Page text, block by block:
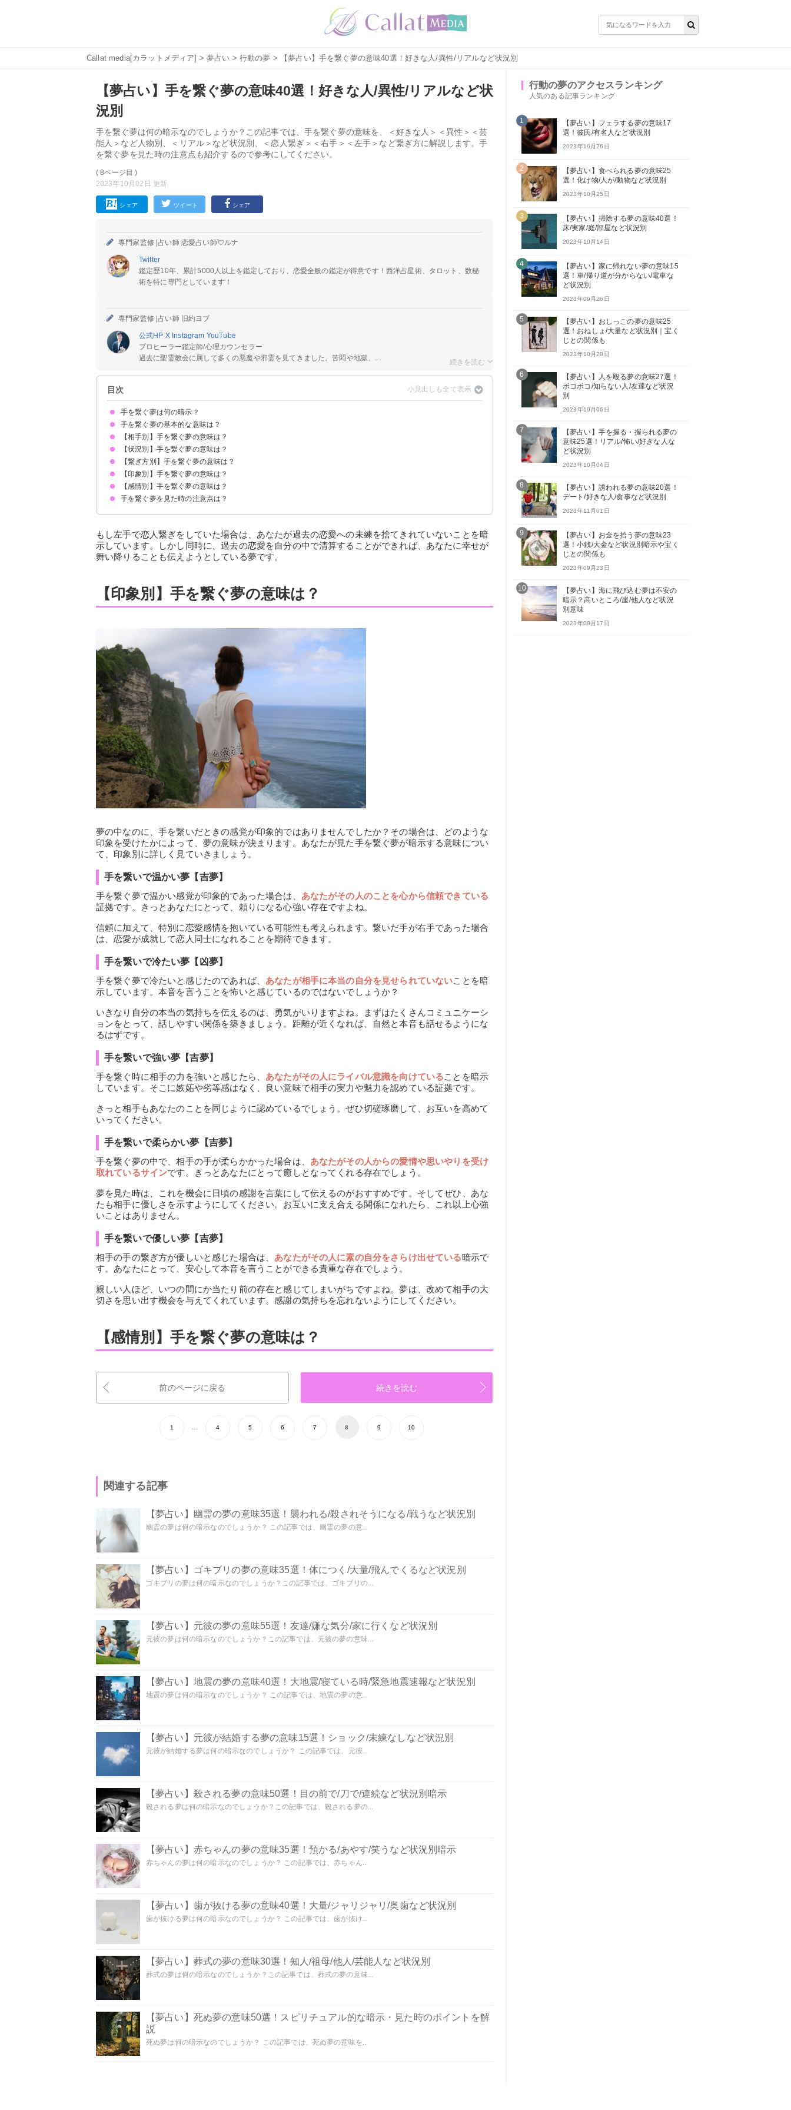
Callat media[カラットメディア] >夢占い > 行動の夢 > 【夢占い】手を繋ぐ夢の意味40選！好きな人/異性/リアルなど状況別
【夢占い】手を繋ぐ夢の意味40選！好きな人/異性/リアルなど状
況別
手を繋ぐ夢は何の暗示なのでしょうか？この記事では、手を繋ぐ夢の意味を、＜好きな人＞＜異性＞＜芸
能人＞など人物別、＜リアル＞など状況別、＜恋人繋ぎ＞＜右手＞＜左手＞など繋ぎ方に解説します。手
を繋ぐ夢を見た時の注意点も紹介するので参考にしてください。
( 8ページ目 )
2023年10月02日 更新
シェア ツイート シェア
専門家監修 |占い師 恋愛占い師💘ルナ
Twitter
鑑定歴10年、累計5000人以上を鑑定しており、恋愛全般の鑑定が得意です！西洋占星術、タロット、数秘
術を特に専門としています！
専門家監修 |占い師 旧約ヨブ
公式HP X Instagram YouTube
プロヒーラー鑑定師/心理カウンセラー
過去に聖霊教会に属して多くの悪魔や邪霊を見てきました。苦悶や地獄、...
目次
手を繋ぐ夢は何の暗示？
手を繋ぐ夢の基本的な意味は？
チャンスや幸運を掴み取ろうとしている暗示
状況によって意味が決まる
【相手別】手を繋ぐ夢の意味は？
好きな人と手を繋ぐ夢【吉夢】
芸能人と手を繋ぐ夢【吉夢】
異性と手を繋ぐ夢【吉夢・予知夢】
恋人(彼氏・彼女)と手を繋ぐ夢【吉夢】
ツインレイと手を繋ぐ夢【警告夢】
知らない人と手を繋ぐ夢【吉夢】
友達と手を繋ぐ夢【吉夢】
子供と手を繋ぐ夢【吉夢】
先生と手を繋ぐ夢【警告夢】
先輩と手を繋ぐ夢【吉夢】
上司と手を繋ぐ夢【吉夢】
イケメンと手を繋ぐ夢【吉夢】
昔好きだった人と手を繋ぐ夢【凶夢】
知り合いと手を繋ぐ夢【吉夢】
元彼と手を繋ぐ夢【凶夢】
元カノと手を繋ぐ夢【凶夢】
亡くなった人と手を繋ぐ夢【吉夢】
赤ちゃんと手を繋ぐ夢【吉夢】
自分と手を繋ぐ夢【警告夢】
【状況別】手を繋ぐ夢の意味は？
リアルな手を繋ぐ夢【予知夢】
手を繋いで歩く夢【吉夢】
手を繋いで走る夢【吉夢】
手を繋いでキスする夢【吉夢】
隠れて手を繋ぐ夢【警告夢】
手を繋いで寝る夢【警告夢】
手を繋いでデートする夢【吉夢】
手を繋ぐのを嫌がられる夢【警告夢】
【繋ぎ方別】手を繋ぐ夢の意味は？
左手を繋ぐ夢【凶夢】
右手を繋ぐ夢【吉夢】
利き手を繋ぐ夢【吉夢】
両手を繋ぐ夢【吉夢】
恋人繋ぎで手を繋ぐ夢【吉夢・凶夢】
【印象別】手を繋ぐ夢の意味は？
手を繋いで温かい夢【吉夢】
手を繋いで冷たい夢【凶夢】
手を繋いで強い夢【吉夢】
手を繋いで柔らかい夢【吉夢】
手を繋いで優しい夢【吉夢】
【感情別】手を繋ぐ夢の意味は？
手を繋いで幸せな夢【吉夢】
手を繋いで安心する夢【吉夢】
手を繋いで嫌な夢【凶夢】
手を繋ぐ夢を見た時の注意点は？
もし左手で恋人繋ぎをしていた場合は、あなたが過去の恋愛への未練を捨てきれていないことを暗
示しています。しかし同時に、過去の恋愛を自分の中で清算することができれば、あなたに幸せが
舞い降りることも伝えようとしている夢です。
【印象別】手を繋ぐ夢の意味は？
夢の中なのに、手を繋いだときの感覚が印象的ではありませんでしたか？その場合は、どのような
印象を受けたかによって、夢の意味が決まります。あなたが見た手を繋ぐ夢が暗示する意味につい
て、印象別に詳しく見ていきましょう。
手を繋いで温かい夢【吉夢】
手を繋ぐ夢で温かい感覚が印象的であった場合は、 あなたがその人のことを心から信頼できている
証拠です。きっとあなたにとって、頼りになる心強い存在ですよね。
信頼に加えて、特別に恋愛感情を抱いている可能性も考えられます。繋いだ手が右手であった場合
は、恋愛が成就して恋人同士になれることを期待できます。
手を繋いで冷たい夢【凶夢】
手を繋ぐ夢で冷たいと感じたのであれば、 あなたが相手に本当の自分を見せられていないことを暗
示しています。本音を言うことを怖いと感じているのではないでしょうか？
いきなり自分の本当の気持ちを伝えるのは、勇気がいりますよね。まずはたくさんコミュニケーシ
ョンをとって、話しやすい関係を築きましょう。距離が近くなれば、自然と本音も話せるようにな
るはずです。
手を繋いで強い夢【吉夢】
手を繋ぐ時に相手の力を強いと感じたら、 あなたがその人にライバル意識を向けていることを暗示
しています。そこに嫉妬や劣等感はなく、良い意味で相手の実力や魅力を認めている証拠です。
きっと相手もあなたのことを同じように認めているでしょう。ぜひ切磋琢磨して、お互いを高めて
いってください。
手を繋いで柔らかい夢【吉夢】
手を繋ぐ夢の中で、相手の手が柔らかかった場合は、 あなたがその人からの愛情や思いやりを受け
取れているサインです。きっとあなたにとって癒しとなってくれる存在でしょう。
夢を見た時は、これを機会に日頃の感謝を言葉にして伝えるのがおすすめです。そしてぜひ、あな
たも相手に優しさを示すようにしてください。お互いに支え合える関係になれたら、これ以上心強
いことはありません。
手を繋いで優しい夢【吉夢】
相手の手の繋ぎ方が優しいと感じた場合は、 あなたがその人に素の自分をさらけ出せている暗示で
す。あなたにとって、安心して本音を言うことができる貴重な存在でしょう。
親しい人ほど、いつの間にか当たり前の存在と感じてしまいがちですよね。夢は、改めて相手の大
切さを思い出す機会を与えてくれています。感謝の気持ちを忘れないようにしてください。
【感情別】手を繋ぐ夢の意味は？
前のページに戻る 続きを読む
1 4 5 6 7 8 9 10
関連する記事
【夢占い】幽霊の夢の意味35選！襲われる/殺されそうになる/戦うなど状況別
幽霊の夢は何の暗示なのでしょうか？ この記事では、幽霊の夢の意...
【夢占い】ゴキブリの夢の意味35選！体につく/大量/飛んでくるなど状況別
ゴキブリの夢は何の暗示なのでしょうか？この記事では、ゴキブリの...
【夢占い】元彼の夢の意味55選！友達/嫌な気分/家に行くなど状況別
元彼の夢は何の暗示なのでしょうか？この記事では、元彼の夢の意味...
【夢占い】地震の夢の意味40選！大地震/寝ている時/緊急地震速報など状況別
地震の夢は何の暗示なのでしょうか？ この記事では、地震の夢の意...
【夢占い】元彼が結婚する夢の意味15選！ショック/未練なしなど状況別
元彼が結婚する夢は何の暗示なのでしょうか？ この記事では、元彼...
【夢占い】殺される夢の意味50選！目の前で/刀で/連続など状況別暗示
殺される夢は何の暗示なのでしょうか？この記事では、殺される夢の...
【夢占い】赤ちゃんの夢の意味35選！預かる/あやす/笑うなど状況別暗示
赤ちゃんの夢は何の暗示なのでしょうか？ この記事では、赤ちゃん...
【夢占い】歯が抜ける夢の意味40選！大量/ジャリジャリ/奥歯など状況別
歯が抜ける夢は何の暗示なのでしょうか？ この記事では、歯が抜け...
【夢占い】葬式の夢の意味30選！知人/祖母/他人/芸能人など状況別
葬式の夢は何の暗示なのでしょうか？この記事では、葬式の夢の意味...
【夢占い】死ぬ夢の意味50選！スピリチュアル的な暗示・見た時のポイントを解
説
死ぬ夢は何の暗示なのでしょうか？ この記事では、死ぬ夢の意味を...
行動の夢のアクセスランキング
人気のある記事ランキング
1
【夢占い】フェラする夢の意味17
選！彼氏/有名人など状況別
2023年10月26日
2
【夢占い】食べられる夢の意味25
選！化け物/人が/動物など状況別
2023年10月25日
3
【夢占い】掃除する夢の意味40選！
床/実家/庭/部屋など状況別
2023年10月14日
4
【夢占い】家に帰れない夢の意味15
選！車/帰り道が分からない/電車な
ど状況別
2023年09月26日
5
【夢占い】おしっこの夢の意味25
選！おねしょ/大量など状況別｜宝く
じとの関係も
2023年10月28日
6
【夢占い】人を殴る夢の意味27選！
ボコボコ/知らない人/友達など状況
別
2023年10月06日
7
【夢占い】手を握る・握られる夢の
意味25選！リアル/怖い/好きな人な
ど状況別
2023年10月04日
8
【夢占い】誘われる夢の意味20選！
デート/好きな人/食事など状況別
2023年11月01日
9
【夢占い】お金を拾う夢の意味23
選！小銭/大金など状況別暗示や宝く
じとの関係も
2023年09月23日
10
【夢占い】海に飛び込む夢は不安の
暗示？高いところ/崖/他人など状況
別意味
2023年08月17日